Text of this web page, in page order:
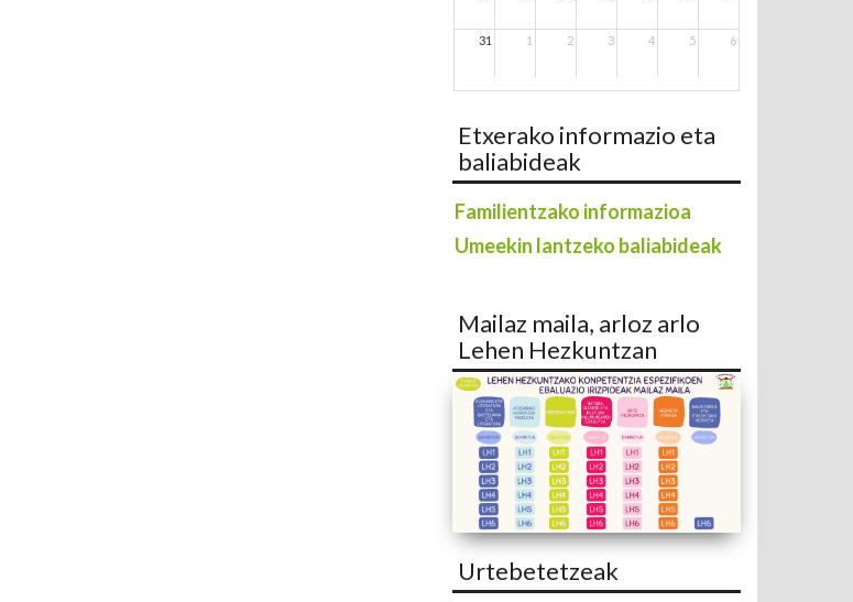
31 1 2 3 4 5 6
Etxerako informazio eta
baliabideak
Familientzako informazioa
Umeekin lantzeko baliabideak
Mailaz maila, arloz arlo
Lehen Hezkuntzan
Urtebetetzeak